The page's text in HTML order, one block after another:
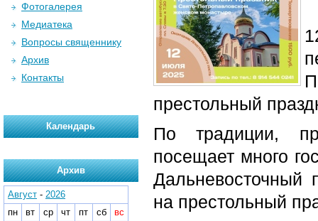
престольный
По традиции,
посещает много
Дальневосточный
на престольный
Фотогалерея
Медиатека
Вопросы священнику
Архив
Контакты
Календарь
Архив
Август - 2026
пн
вт ср чт пт сб
вс